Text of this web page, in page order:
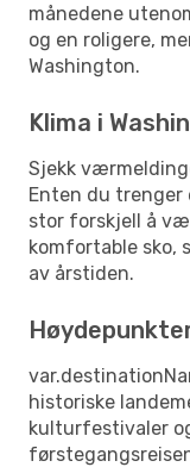
månedene
og en roligere,
Washington.
Klima i
Sjekk
Enten du trenger
stor forskjell å
komfortable sko,
av årstiden.
historiske
kulturfestivaler